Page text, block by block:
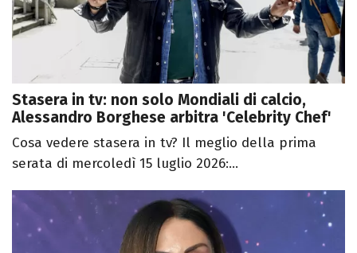
Stasera in tv: non solo Mondiali di calcio,
Alessandro Borghese arbitra 'Celebrity Chef'
Cosa vedere stasera in tv? Il meglio della prima
serata di mercoledì 15 luglio 2026:...